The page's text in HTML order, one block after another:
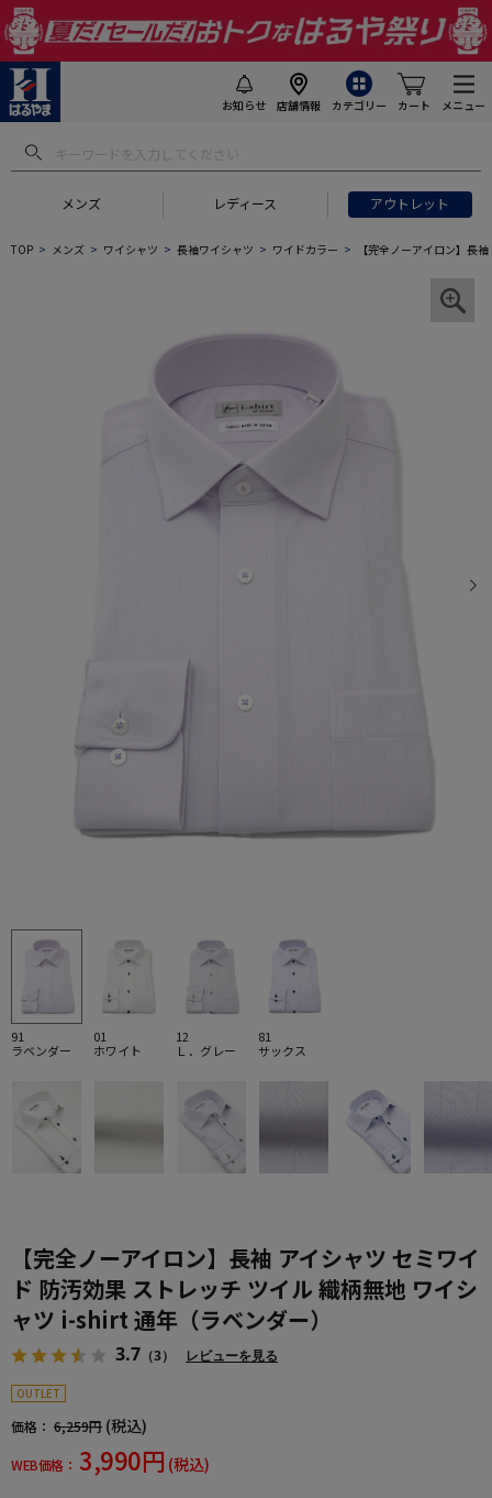
お知らせ 店舗情報 カテゴリー カート メニュー
メンズ レディース アウトレット
TOP メンズ ワイシャツ 長袖ワイシャツ ワイドカラー 【完全ノーアイロン】長
91
ラベンダー
01
ホワイト
12
Ｌ．グレー
81
サックス
【完全ノーアイロン】長袖 アイシャツ セミワイ
ド 防汚効果 ストレッチ ツイル 織柄無地 ワイシ
ャツ i-shirt 通年（ラベンダー）
3.7 （3） レビューを見る
OUTLET
価格： 6,259円 (税込)
WEB価格： 3,990円 (税込)